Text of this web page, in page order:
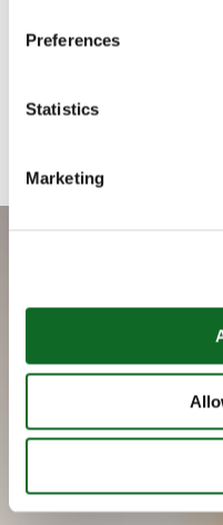
Preferences
Statistics
Marketing